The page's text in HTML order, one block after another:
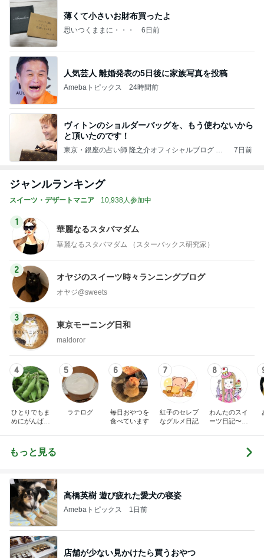
薄くて小さいお財布買ったよ
思いつくままに・・・ 6日前
人気芸人 離婚発表の5日後に家族写真を投稿
Amebaトピックス 24時間前
ヴィトンのショルダーバッグを、もう使わないから
と頂いたのです！
東京・銀座の占い師 隆之介オフィシャルブログ Po
7日前
ジャンルランキング
スイーツ・デザートマニア 10,938人参加中
1
華麗なるスタバマダム
華麗なるスタバマダム （スターバックス研究家）
2
オヤジのスイーツ時々ランニングブログ
オヤジ@sweets
3
東京モーニング日和
maldoror
4
ひとりでもま
めにがんばる
5
ラテログ
6
毎日おやつを
食べています
7
紅子のセレブ
なグルメ日記
8
わんたのスイ
ーツ日記〜小
もっと見る
高橋英樹 遊び疲れた愛犬の寝姿
Amebaトピックス 1日前
店舗が少ない見かけたら買うおやつ